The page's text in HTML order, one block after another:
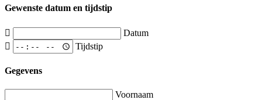
Gewenste datum en tijdstip
Datum
Tijdstip
Gegevens
Voornaam